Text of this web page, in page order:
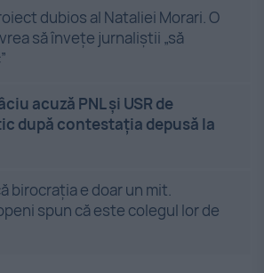
dubios al Nataliei Morari. O
să înveţe jurnaliştii „să
acuză PNL și USR de
după contestația depusă la
birocrația e doar un mit.
spun că este colegul lor de